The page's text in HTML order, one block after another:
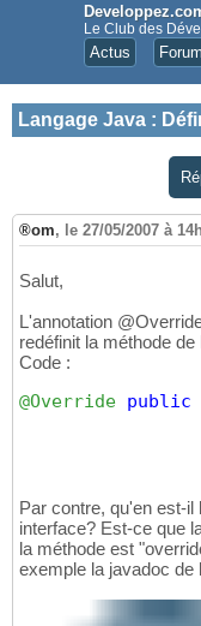
Le Club des
Actus
Langage Java :
®om, le 27/05/2007 à
Salut,
L'annotation
redéfinit la méthode
Code :
@Override public
Par contre, qu'en est-
interface? Est-ce que
la méthode est
exemple la javadoc de